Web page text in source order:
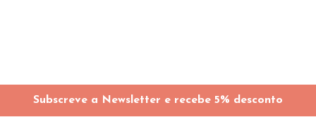
Subscreve a Newsletter e recebe 5% desconto